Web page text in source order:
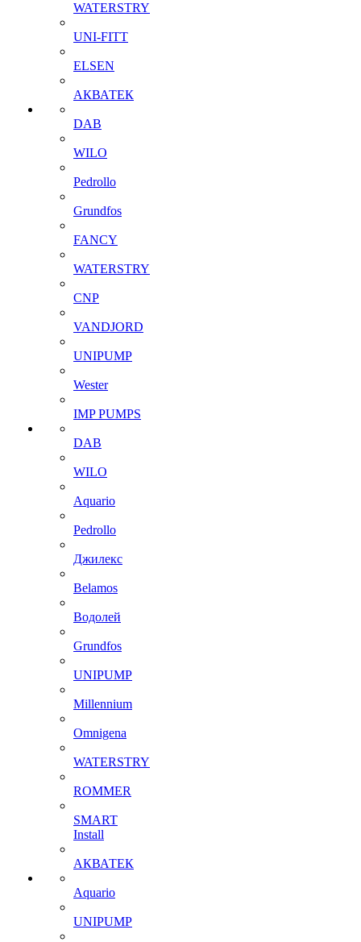
WATERSTRY
UNI-FITT
ELSEN
АКВАТЕК
DAB
WILO
Pedrollo
Grundfos
FANCY
WATERSTRY
CNP
VANDJORD
UNIPUMP
Wester
IMP PUMPS
DAB
WILO
Aquario
Pedrollo
Джилекс
Belamos
Водолей
Grundfos
UNIPUMP
Millennium
Omnigena
WATERSTRY
ROMMER
SMART
Install
АКВАТЕК
Aquario
UNIPUMP